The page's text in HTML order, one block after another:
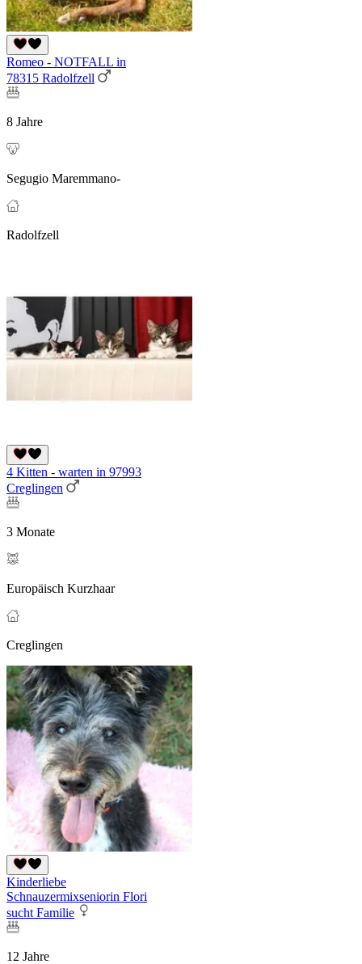
Romeo - NOTFALL in
78315 Radolfzell
8 Jahre
Segugio Maremmano-
Radolfzell
4 Kitten - warten in 97993
Creglingen
3 Monate
Europäisch Kurzhaar
Creglingen
Kinderliebe
Schnauzermixseniorin Flori
sucht Familie
12 Jahre